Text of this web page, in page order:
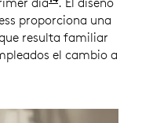
proporciona una
resulta familiar
el cambio a